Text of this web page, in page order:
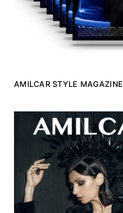
AMILCAR STYLE MAGAZINE